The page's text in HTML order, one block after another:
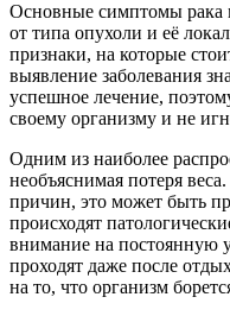
Основные симптомы рака
от типа опухоли и её
признаки, на которые
выявление заболевания
успешное лечение,
своему организму и не
Одним из наиболее
необъяснимая потеря
причин, это может быть
происходят
внимание на постоянную
проходят даже после
на то, что организм